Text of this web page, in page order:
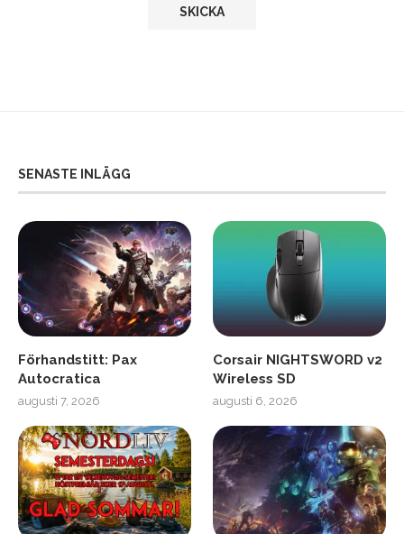
SENASTE INLÄGG
Förhandstitt: Pax
Autocratica
augusti 7, 2026
Corsair NIGHTSWORD v2
Wireless SD
augusti 6, 2026